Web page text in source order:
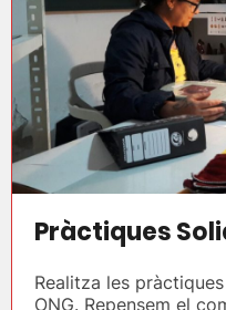
Pràctiques
Realitza les
ONG. Repensem el